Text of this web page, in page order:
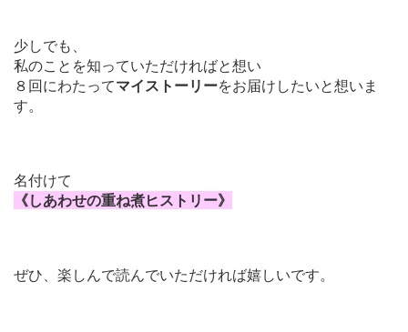
少しでも、
私のことを知っていただければと想い
８回にわたってマイストーリーをお届けしたいと想いま
す。
名付けて
《しあわせの重ね煮ヒストリー》
ぜひ、楽しんで読んでいただければ嬉しいです。